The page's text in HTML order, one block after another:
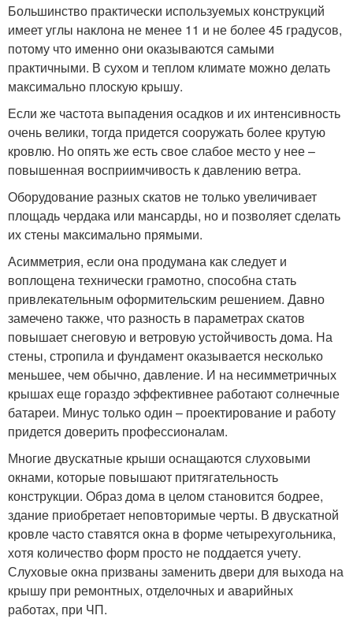
Большинство практически используемых конструкций
имеет углы наклона не менее 11 и не более 45 градусов,
потому что именно они оказываются самыми
практичными. В сухом и теплом климате можно делать
максимально плоскую крышу.
Если же частота выпадения осадков и их интенсивность
очень велики, тогда придется сооружать более крутую
кровлю. Но опять же есть свое слабое место у нее –
повышенная восприимчивость к давлению ветра.
Оборудование разных скатов не только увеличивает
площадь чердака или мансарды, но и позволяет сделать
их стены максимально прямыми.
Асимметрия, если она продумана как следует и
воплощена технически грамотно, способна стать
привлекательным оформительским решением. Давно
замечено также, что разность в параметрах скатов
повышает снеговую и ветровую устойчивость дома. На
стены, стропила и фундамент оказывается несколько
меньшее, чем обычно, давление. И на несимметричных
крышах еще гораздо эффективнее работают солнечные
батареи. Минус только один – проектирование и работу
придется доверить профессионалам.
Многие двускатные крыши оснащаются слуховыми
окнами, которые повышают притягательность
конструкции. Образ дома в целом становится бодрее,
здание приобретает неповторимые черты. В двускатной
кровле часто ставятся окна в форме четырехугольника,
хотя количество форм просто не поддается учету.
Слуховые окна призваны заменить двери для выхода на
крышу при ремонтных, отделочных и аварийных
работах, при ЧП.